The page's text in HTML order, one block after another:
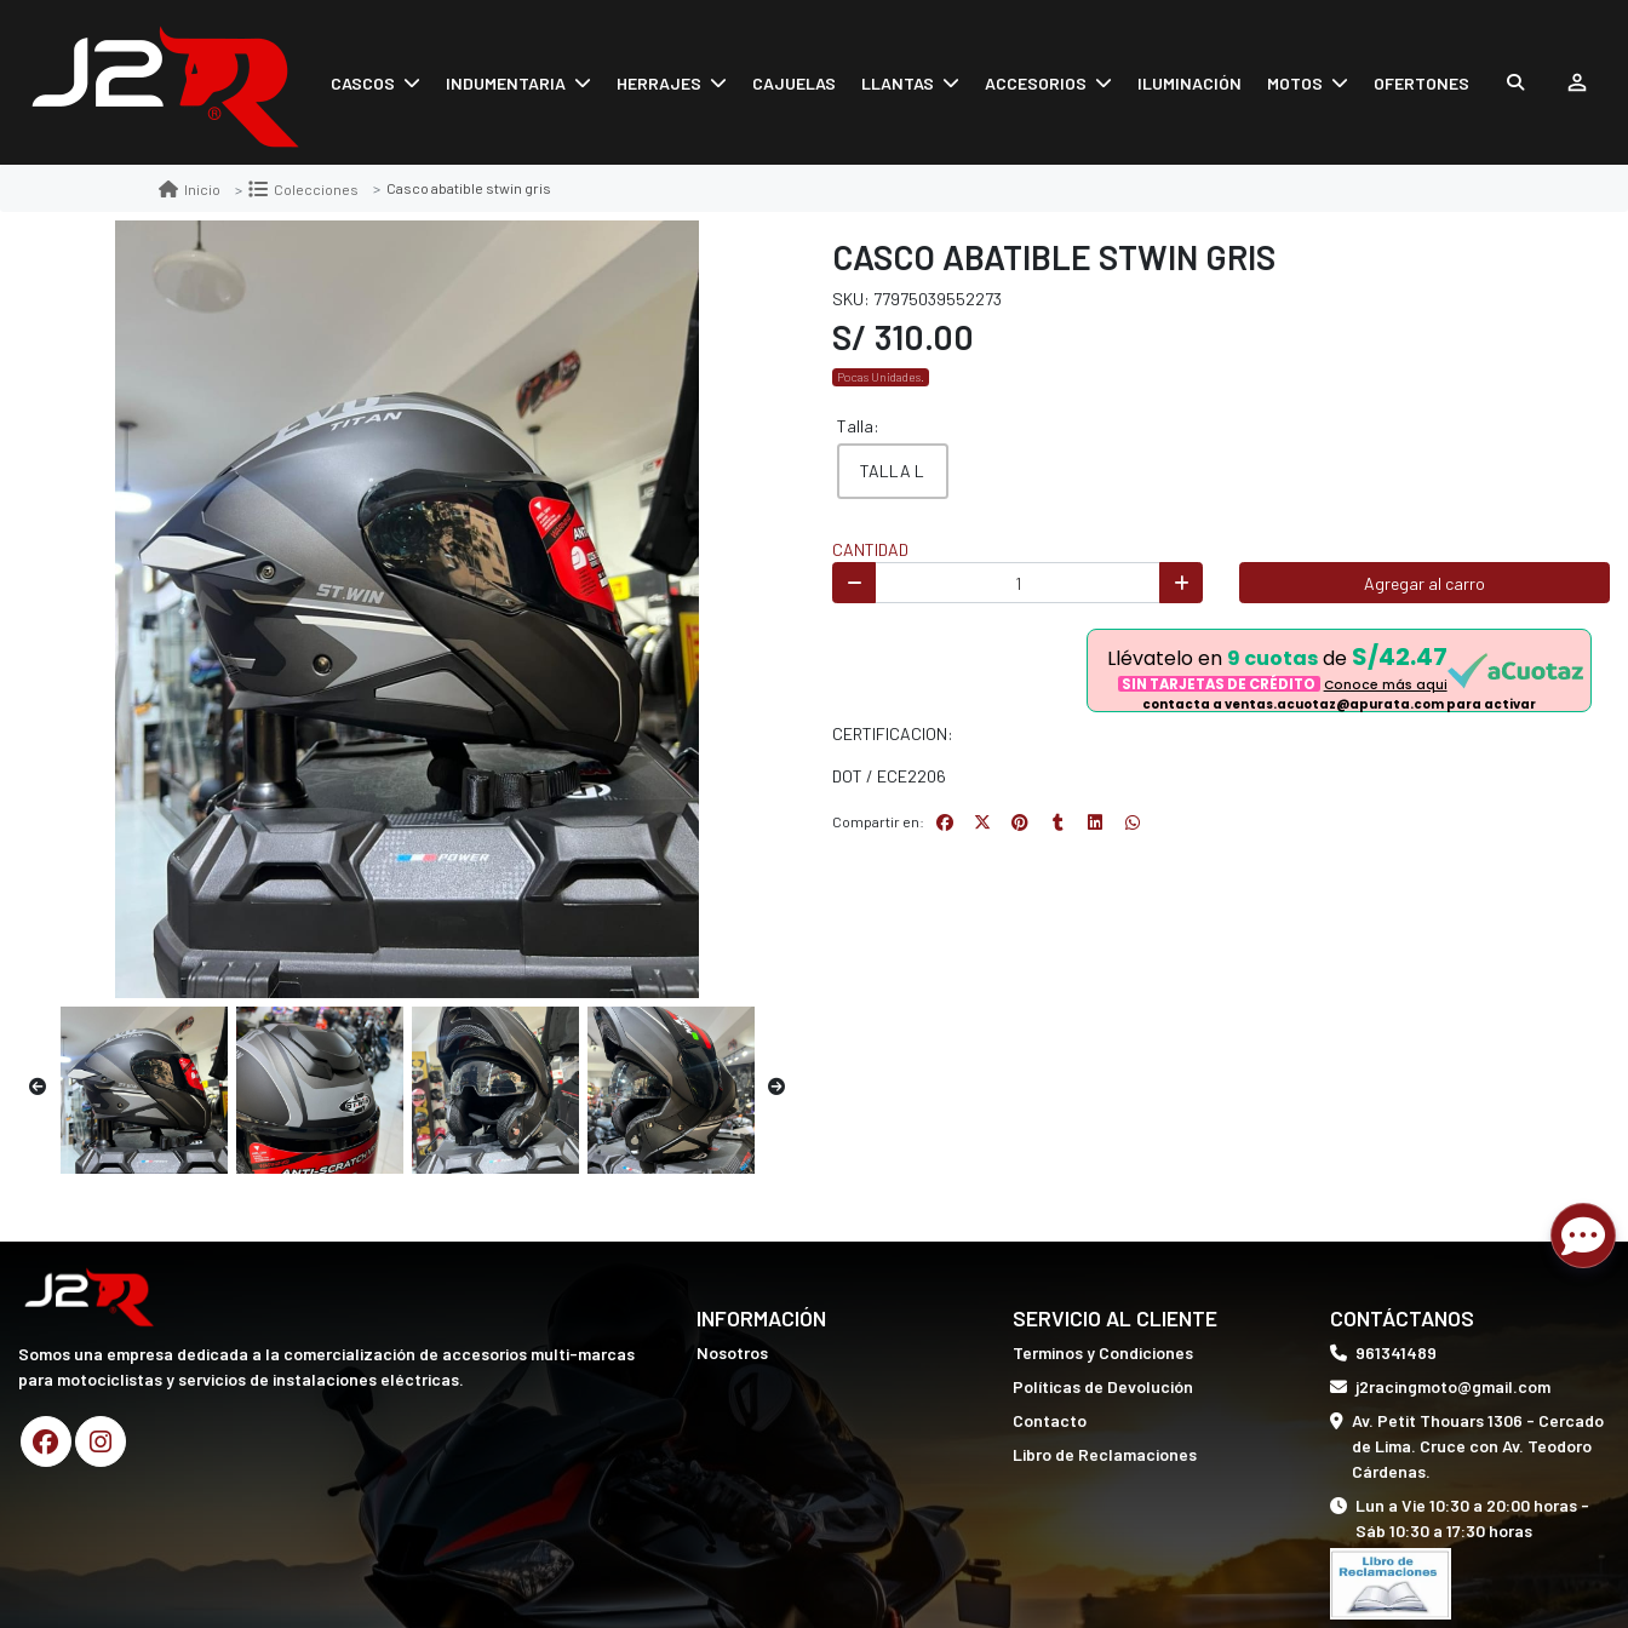
CASCOS INDUMENTARIA HERRAJES CAJUELAS LLANTAS ACCESORIOS ILUMINACIÓN MOTOS OFERTONES
Inicio Colecciones Casco abatible stwin gris
CASCO ABATIBLE STWIN GRIS
SKU: 77975039552273
S/ 310.00
Pocas Unidades.
Talla:
TALLA L
CANTIDAD
Agregar al carro
Llévatelo en 9 cuotasde S/42.47
SIN TARJETAS DE CRÉDITO Conoce más aqui
contacta a ventas.acuotaz@apurata.com para activar
CERTIFICACION:
DOT / ECE2206
Compartir en:
Somos una empresa dedicada a la comercialización de accesorios multi-marcas
para motociclistas y servicios de instalaciones eléctricas.
INFORMACIÓN
Nosotros
SERVICIO AL CLIENTE
Terminos y Condiciones
Políticas de Devolución
Contacto
Libro de Reclamaciones
CONTÁCTANOS
961341489
j2racingmoto@gmail.com
Av. Petit Thouars 1306 - Cercado
de Lima. Cruce con Av. Teodoro
Cárdenas.
Lun a Vie 10:30 a 20:00 horas -
Sáb 10:30 a 17:30 horas